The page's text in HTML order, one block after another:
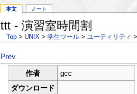
本文 ノート
ttt - 演習室時間割
Top > UNIX >学生ツール >ユーティリティ
Prev
作者
gcc
ダウンロード